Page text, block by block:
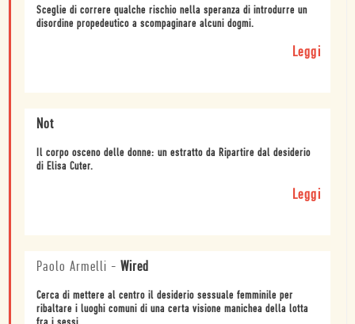
Sceglie di correre qualche rischio nella speranza di introdurre un
disordine propedeutico a scompaginare alcuni dogmi.
Leggi
Not
Il corpo osceno delle donne: un estratto da Ripartire dal desiderio
di Elisa Cuter.
Leggi
Paolo Armelli - Wired
Cerca di mettere al centro il desiderio sessuale femminile per
ribaltare i luoghi comuni di una certa visione manichea della lotta